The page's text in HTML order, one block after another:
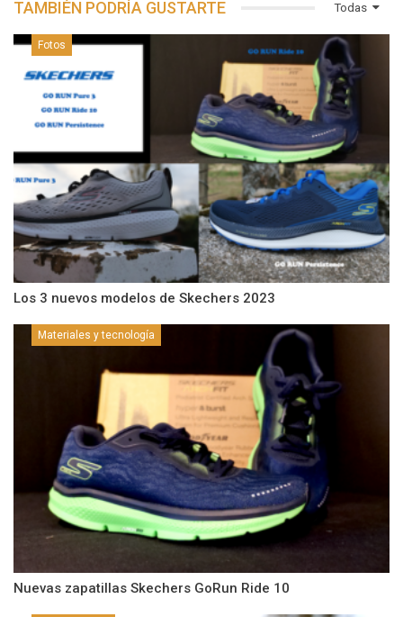
Todas
TAMBIÉN PODRÍA GUSTARTE
Fotos
Los 3 nuevos modelos de Skechers 2023
Materiales y tecnología
Nuevas zapatillas Skechers GoRun Ride 10